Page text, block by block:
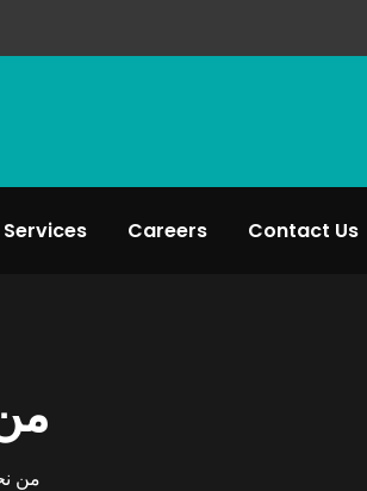
Services Careers Contact Us
من